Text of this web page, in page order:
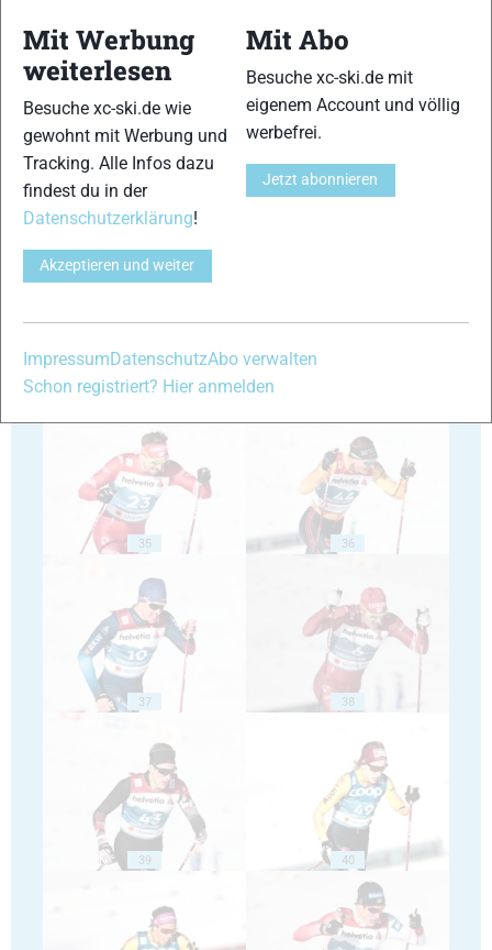
29 30
31
33
35 36
37 38
39 40
Mit Werbung
weiterlesen
Besuche xc-ski.de wie
gewohnt mit Werbung und
Tracking. Alle Infos dazu
findest du in der
Datenschutzerklärung!
Akzeptieren und weiter
Mit Abo
Besuche xc-ski.de mit
eigenem Account und völlig
werbefrei.
Jetzt abonnieren
Impressum DatenschutzAbo verwalten
Schon registriert? Hier anmelden